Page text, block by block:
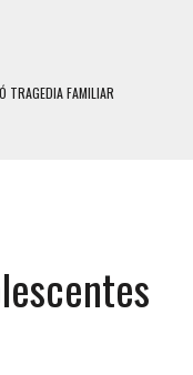
DE 13 AÑOS TRAS ABUSAR DE ELLA